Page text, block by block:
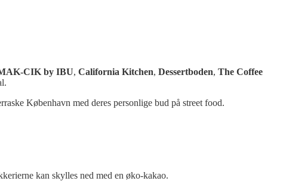
CIK by IBU, California Kitchen, Dessertboden, The Coffee
København med deres personlige bud på street food.
kan skylles ned med en øko-kakao.